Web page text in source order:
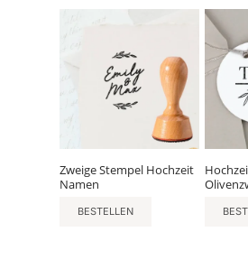
Zweige Stempel Hochzeit
Namen
BESTELLEN